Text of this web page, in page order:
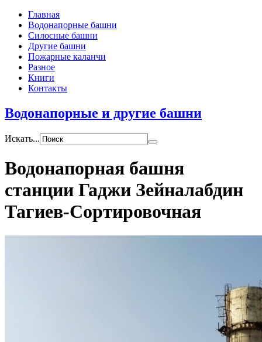
Главная
Водонапорные башни
Силосные башни
Другие башни
Пожарные каланчи
Разное
Книги
Контакты
Водонапорные и другие башни
Искать...
Водонапорная башня
станции Гаджи Зейналабдин
Тагиев-Сортировочная